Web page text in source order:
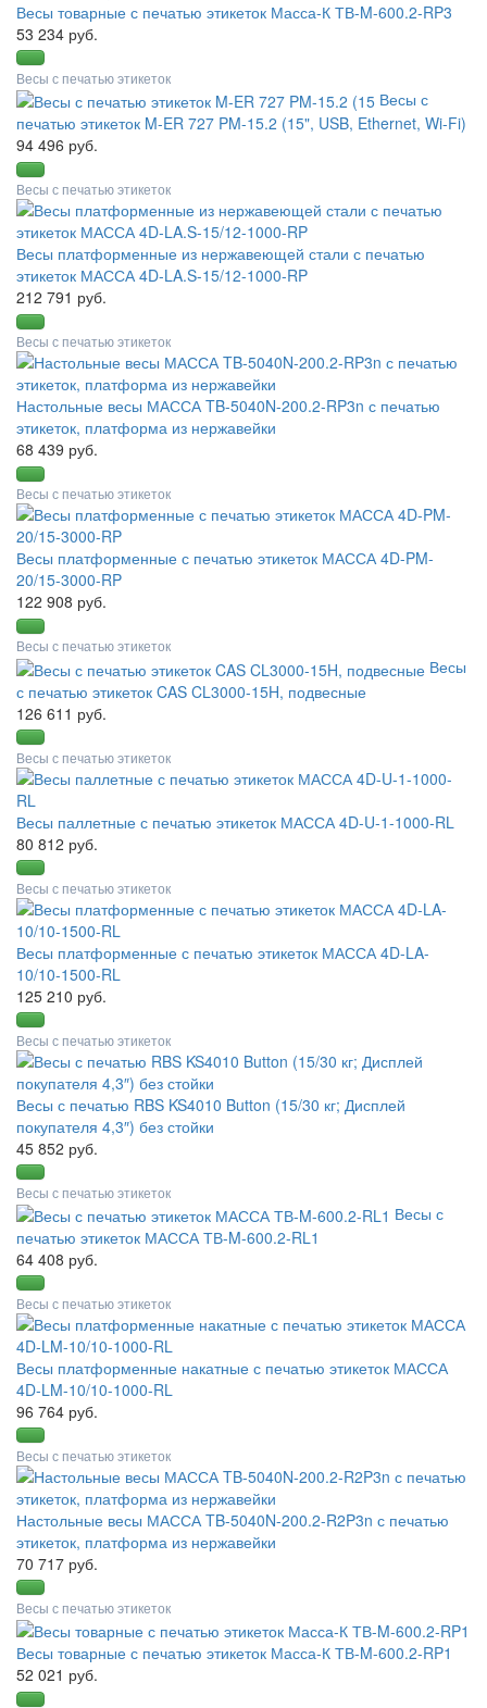
Весы товарные с печатью этикеток Масса-К ТВ-M-600.2-RP3
53 234 руб.
Весы с печатью этикеток
Весы с
печатью этикеток M-ER 727 PM-15.2 (15", USB, Ethernet, Wi-Fi)
94 496 руб.
Весы с печатью этикеток
Весы платформенные из нержавеющей стали с печатью
этикеток МАССА 4D-LA.S-15/12-1000-RP
212 791 руб.
Весы с печатью этикеток
Настольные весы МАССА TB-5040N-200.2-RP3n с печатью
этикеток, платформа из нержавейки
68 439 руб.
Весы с печатью этикеток
Весы платформенные с печатью этикеток МАССА 4D-PM-
20/15-3000-RP
122 908 руб.
Весы с печатью этикеток
Весы
с печатью этикеток CAS CL3000-15H, подвесные
126 611 руб.
Весы с печатью этикеток
Весы паллетные с печатью этикеток МАССА 4D-U-1-1000-RL
80 812 руб.
Весы с печатью этикеток
Весы платформенные с печатью этикеток МАССА 4D-LA-
10/10-1500-RL
125 210 руб.
Весы с печатью этикеток
Весы с печатью RBS KS4010 Button (15/30 кг; Дисплей
покупателя 4,3″) без стойки
45 852 руб.
Весы с печатью этикеток
Весы с
печатью этикеток МАССА ТВ-M-600.2-RL1
64 408 руб.
Весы с печатью этикеток
Весы платформенные накатные с печатью этикеток МАССА
4D-LM-10/10-1000-RL
96 764 руб.
Весы с печатью этикеток
Настольные весы МАССА TB-5040N-200.2-R2P3n с печатью
этикеток, платформа из нержавейки
70 717 руб.
Весы с печатью этикеток
Весы товарные с печатью этикеток Масса-К ТВ-M-600.2-RP1
52 021 руб.